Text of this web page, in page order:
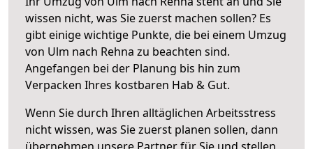
wissen nicht, was Sie zuerst machen sollen? Es
gibt einige wichtige Punkte, die bei einem Umzug
von Ulm nach Rehna zu beachten sind.
Angefangen bei der Planung bis hin zum
Verpacken Ihres kostbaren Hab & Gut.
Wenn Sie durch Ihren alltäglichen Arbeitsstress
nicht wissen, was Sie zuerst planen sollen, dann